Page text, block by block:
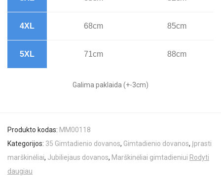
4XL 68cm 85cm
5XL 71cm 88cm
Galima paklaida (+-3cm)
Produkto kodas: MM00118
Kategorijos: 35 Gimtadienio dovanos, Gimtadienio dovanos, Įprasti
marškinėliai, Jubiliejaus dovanos, Marškinėliai gimtadieniui Rodyti
daugiau